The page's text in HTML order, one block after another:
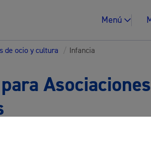
Menú
de ocio y cultura / Infancia